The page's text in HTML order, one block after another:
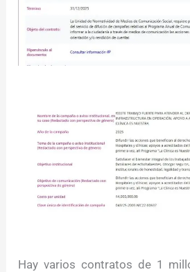
Hay varios contratos de 1